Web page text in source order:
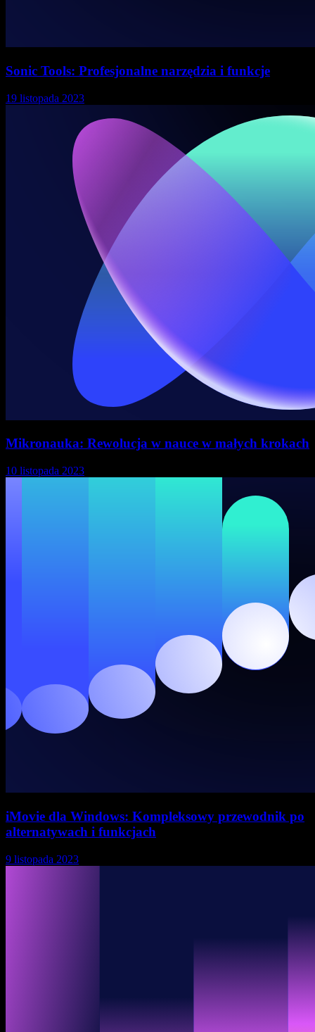
Sonic Tools: Profesjonalne narzędzia i funkcje
19 listopada 2023
Mikronauka: Rewolucja w nauce w małych krokach
10 listopada 2023
iMovie dla Windows: Kompleksowy przewodnik po
alternatywach i funkcjach
9 listopada 2023